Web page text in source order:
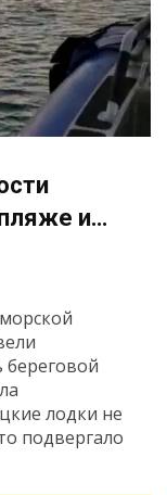
и…
лодки не
подвергало